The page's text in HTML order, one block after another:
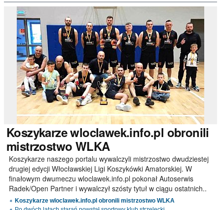
Koszykarzewloclawek.info.pl obronili
mistrzostwo WLKA
Koszykarze naszego portalu wywalczyli mistrzostwo dwudziestej
drugiej edycji Włocławskiej Ligi Koszykówki Amatorskiej. W
finałowym dwumeczu wloclawek.info.pl pokonał Autoserwis
Radek/Open Partner i wywalczył szósty tytuł w ciągu ostatnich..
Koszykarze wloclawek.info.pl obronili mistrzostwo WLKA